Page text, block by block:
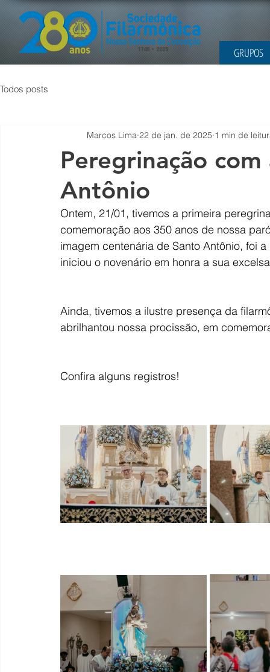
GRUPOS
Todos posts
Peregrinação
Antônio
Marcos Lima 22 de jan. de 2025 1 min de
Ontem, 21/01, tivemos a primeira
comemoração aos 350 anos de nossa
imagem centenária de Santo Antônio, foi
iniciou o novenário em honra a sua
Ainda, tivemos a ilustre presença da
abrilhantou nossa procissão, em
Confira alguns registros!